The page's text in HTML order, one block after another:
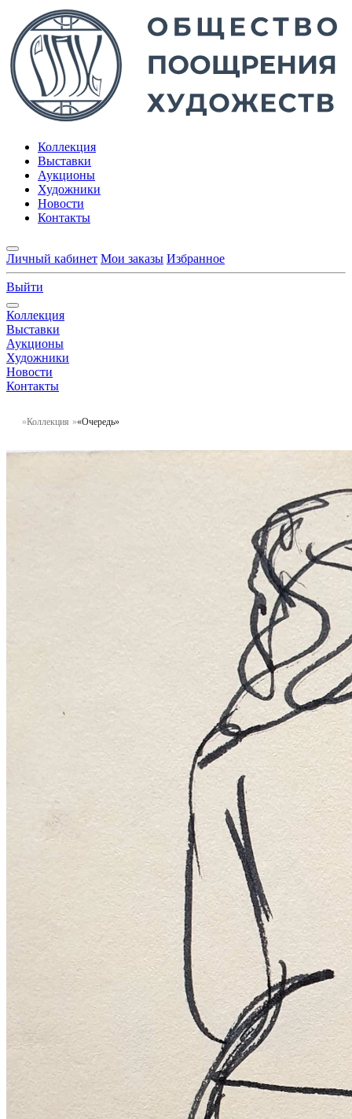
Коллекция
Выставки
Аукционы
Художники
Новости
Контакты
Личный кабинет Мои заказы Избранное
Выйти
Коллекция
Выставки
Аукционы
Художники
Новости
Контакты
Коллекция «Очередь»